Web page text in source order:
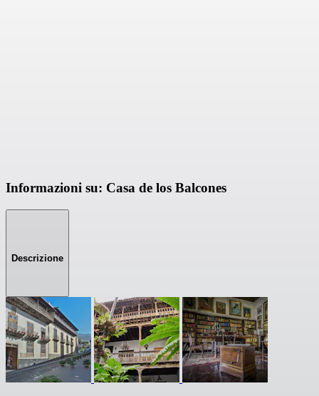
Informazioni su: Casa de los Balcones
Descrizione